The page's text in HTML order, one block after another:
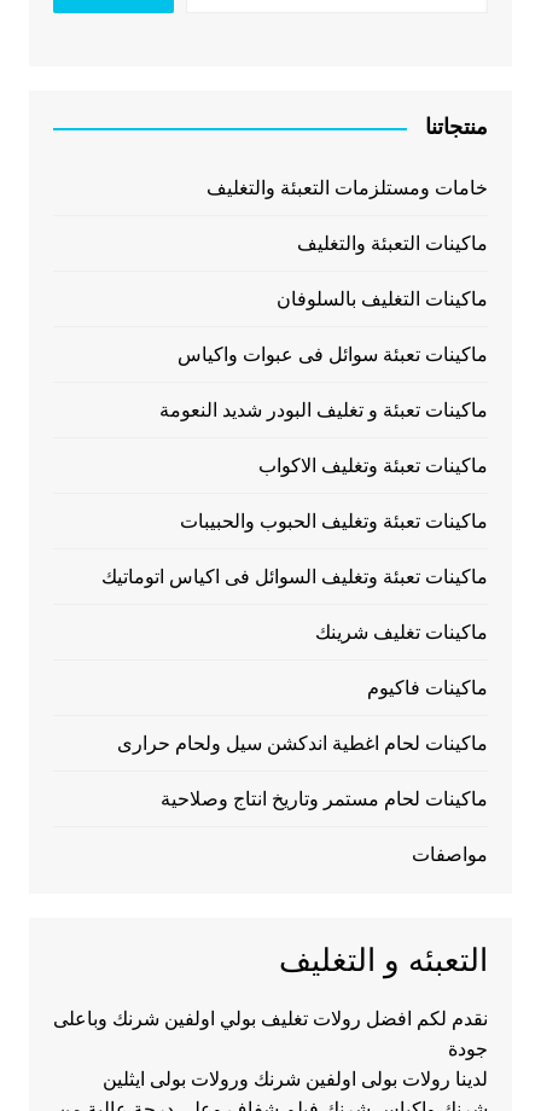
منتجاتنا
خامات ومستلزمات التعبئة والتغليف
ماكينات التعبئة والتغليف
ماكينات التغليف بالسلوفان
ماكينات تعبئة سوائل فى عبوات واكياس
ماكينات تعبئة و تغليف البودر شديد النعومة
ماكينات تعبئة وتغليف الاكواب
ماكينات تعبئة وتغليف الحبوب والحبيبات
ماكينات تعبئة وتغليف السوائل فى اكياس اتوماتيك
ماكينات تغليف شرينك
ماكينات فاكيوم
ماكينات لحام اغطية اندكشن سيل ولحام حرارى
ماكينات لحام مستمر وتاريخ انتاج وصلاحية
مواصفات
التعبئه و التغليف
نقدم لكم افضل رولات تغليف بولي اولفين شرنك وباعلى
جودة
لدينا رولات بولى اولفين شرنك ورولات بولى ايثلين